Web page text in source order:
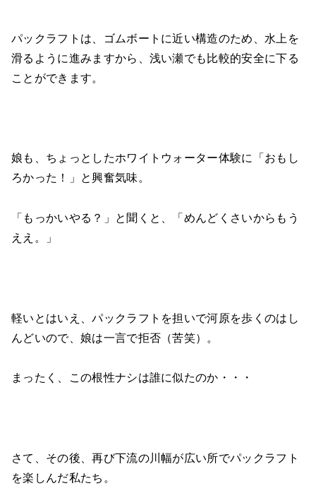
パックラフトは、ゴムボートに近い構造のため、水上を
滑るように進みますから、浅い瀬でも比較的安全に下る
ことができます。
娘も、ちょっとしたホワイトウォーター体験に「おもし
ろかった！」と興奮気味。
「もっかいやる？」と聞くと、「めんどくさいからもう
ええ。」
軽いとはいえ、パックラフトを担いで河原を歩くのはし
んどいので、娘は一言で拒否（苦笑）。
まったく、この根性ナシは誰に似たのか・・・
さて、その後、再び下流の川幅が広い所でパックラフト
を楽しんだ私たち。